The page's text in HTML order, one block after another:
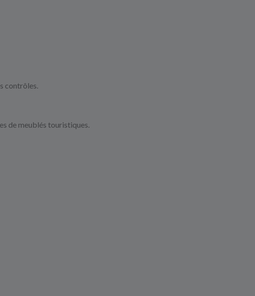
contrôles.
de meublés touristiques.